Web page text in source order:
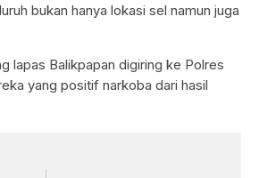
bukan hanya lokasi sel namun juga
lapas Balikpapan digiring ke Polres
yang positif narkoba dari hasil